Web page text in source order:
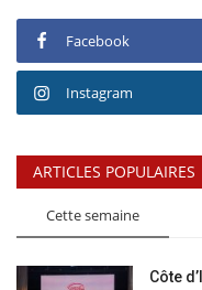
Facebook
Instagram
ARTICLES POPULAIRES
Cette semaine
Côte